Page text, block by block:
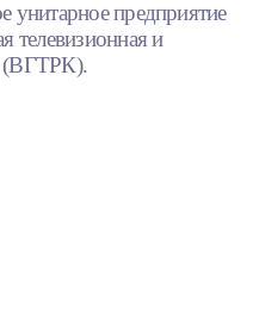
унитарное предприятие
телевизионная и
(ВГТРК).